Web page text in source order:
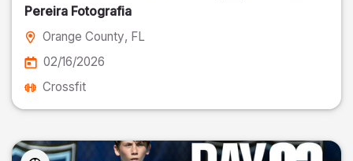
Pereira Fotografia
Orange County, FL
02/16/2026
Crossfit